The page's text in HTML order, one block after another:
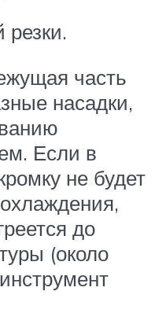
часть
насадки,
Если в
не будет
до
(около